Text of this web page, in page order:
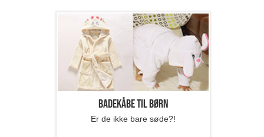
Badekåbe til børn
Er de ikke bare søde?!